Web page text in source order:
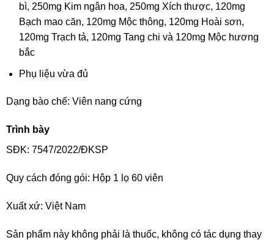
bì, 250mg Kim ngân hoa, 250mg Xích thược, 120mg
Bạch mao căn, 120mg Mộc thông, 120mg Hoài sơn,
120mg Trạch tả, 120mg Tang chi và 120mg Mộc hương
bắc
Phụ liệu vừa đủ
Dạng bào chế: Viên nang cứng
Trình bày
SĐK: 7547/2022/ĐKSP
Quy cách đóng gói: Hộp 1 lọ 60 viên
Xuất xứ: Việt Nam
Sản phẩm này không phải là thuốc, không có tác dụng thay